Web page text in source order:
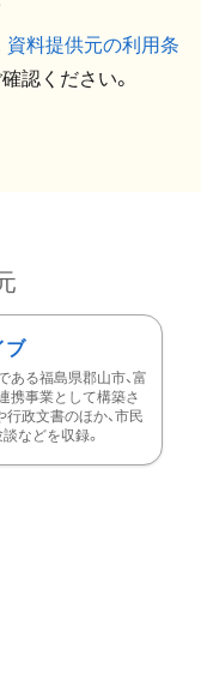
資料提供元の利用条
認ください。
ブ
ある福島県郡山市、富
携事業として構築さ
政文書のほか、市民
などを収録。